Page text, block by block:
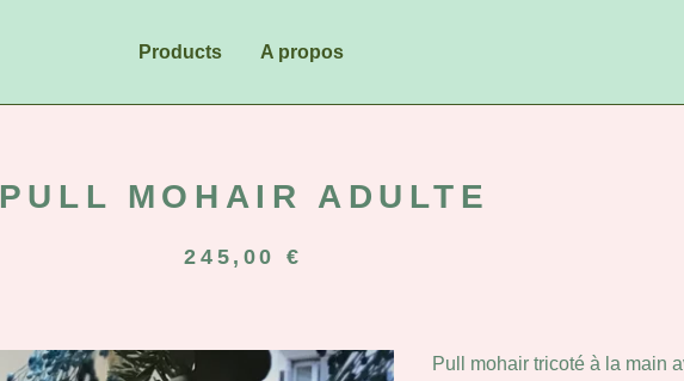
Products A propos
PULL MOHAIR ADULTE
245,00 €
Pull mohair tricoté à la main